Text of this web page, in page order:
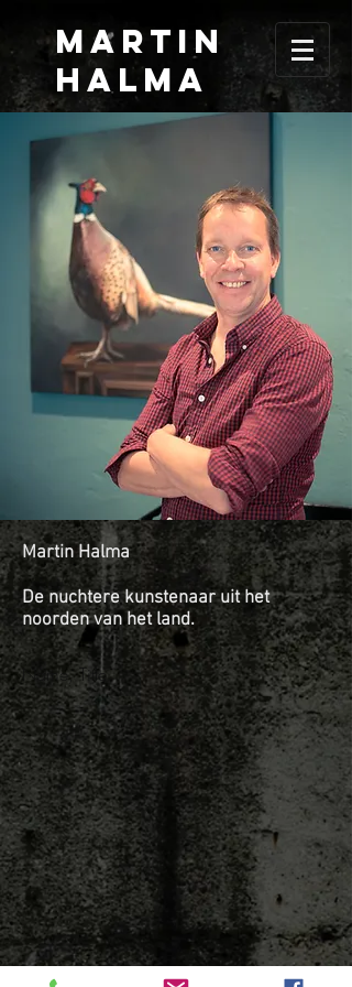
MARTIN
HALma
Martin Halma
De nuchtere kunstenaar uit het
noorden van het land.
Name, Title